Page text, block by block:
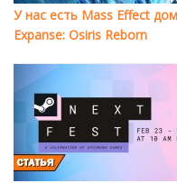
У нас есть Mass Effect
Expanse: Osiris Reborn